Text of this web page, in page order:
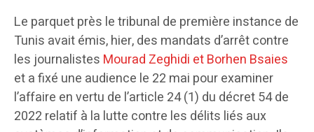
Le parquet près le tribunal de première instance de
Tunis avait émis, hier, des mandats d’arrêt contre
les journalistes Mourad Zeghidi et Borhen Bsaies
et a fixé une audience le 22 mai pour examiner
l’affaire en vertu de l’article 24 (1) du décret 54 de
2022 relatif à la lutte contre les délits liés aux